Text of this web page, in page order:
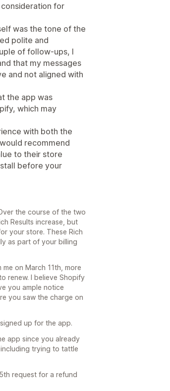
for
was the tone of the
polite and
of follow-ups, I
that my messages
and not aligned with
the app was
which may
with both the
recommend
to their store
before your
the course of the two
Results increase, but
your store. These Rich
as part of your billing
on March 11th, more
renew. I believe Shopify
you ample notice
you saw the charge on
up for the app.
app since you already
trying to tattle
request for a refund